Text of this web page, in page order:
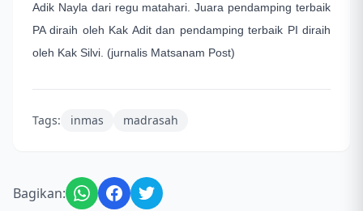
Adik Nayla dari regu matahari. Juara pendamping terbaik
PA diraih oleh Kak Adit dan pendamping terbaik PI diraih
oleh Kak Silvi. (jurnalis Matsanam Post)
Tags: inmas madrasah
Bagikan: